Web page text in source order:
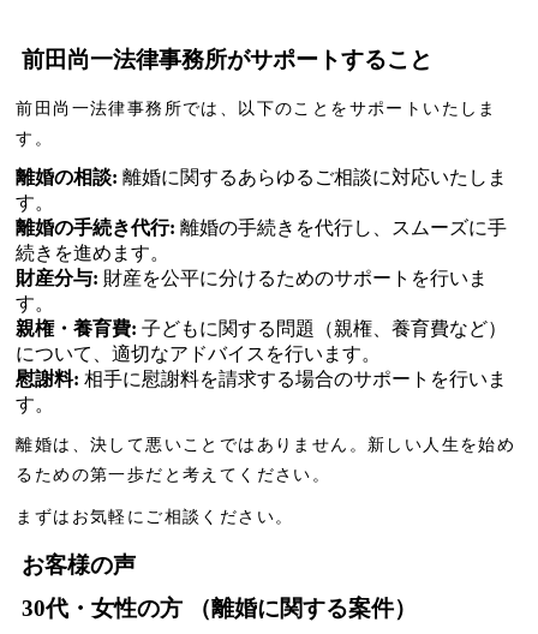
前田尚一法律事務所がサポートすること
前田尚一法律事務所では、以下のことをサポートいたしま
す。
離婚の相談: 離婚に関するあらゆるご相談に対応いたしま
す。
離婚の手続き代行: 離婚の手続きを代行し、スムーズに手
続きを進めます。
財産分与: 財産を公平に分けるためのサポートを行いま
す。
親権・養育費: 子どもに関する問題（親権、養育費など）
について、適切なアドバイスを行います。
慰謝料: 相手に慰謝料を請求する場合のサポートを行いま
す。
離婚は、決して悪いことではありません。新しい人生を始め
るための第一歩だと考えてください。
まずはお気軽にご相談ください。
お客様の声
30代・女性の方 （離婚に関する案件）